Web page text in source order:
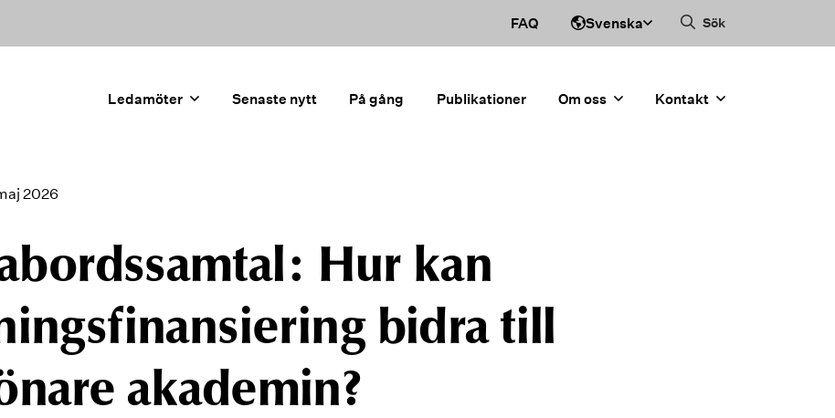
FAQ Svenska Sök
Ledamöter Senaste nytt På gång Publikationer Om oss Kontakt
2026
Hur kan
bidra till
akademin?